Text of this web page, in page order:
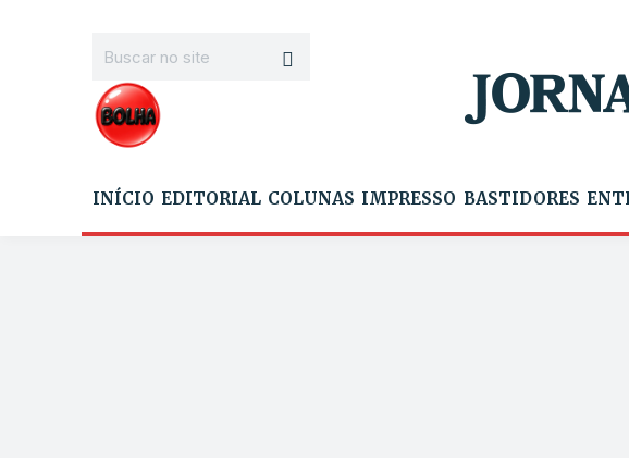
INÍCIO EDITORIAL COLUNAS IMPRESSO BASTIDORES